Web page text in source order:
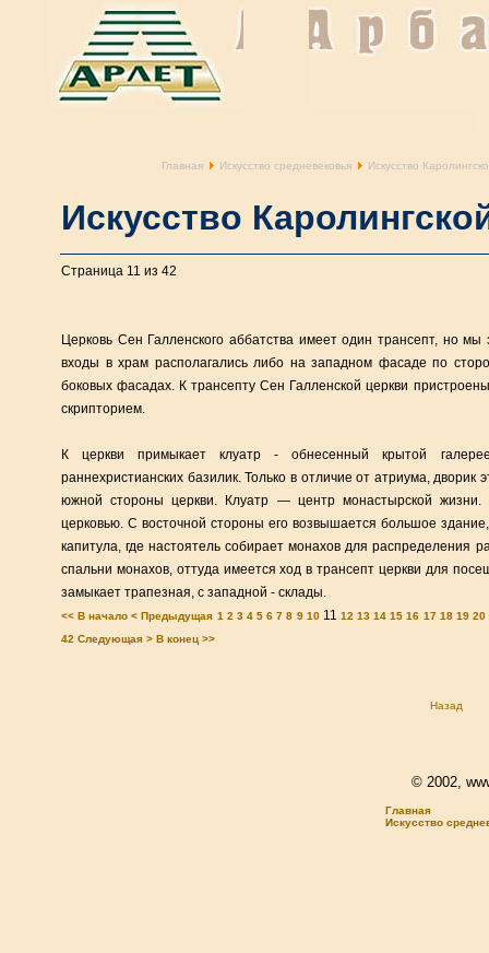
Главная Искусство средневековья Искусство
Искусство
Страница 11 из 42
Церковь Сен Галленского аббатства имеет один трансепт, но
входы в храм располагались либо на западном фасаде по
боковых фасадах. К трансепту Сен Галленской церкви
скрипторием.
К церкви примыкает клуатр - обнесенный крытой
раннехристианских базилик. Только в отличие от атриума,
южной стороны церкви. Клуатр — центр монастырской
церковью. С восточной стороны его возвышается большое
капитула, где настоятель собирает монахов для
спальни монахов, оттуда имеется ход в трансепт церкви для
замыкает трапезная, с западной - склады.
<< В начало < Предыдущая 1 2 3 4 5 6 7 8 9 10 11 12 13 14 15 16 17 18 19 20
42 Следующая > В конец >>
Назад
© 2002,
Главная
Искусство